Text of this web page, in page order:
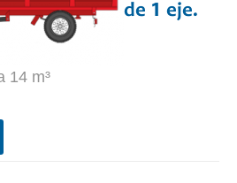
de 1 eje.
14 m³